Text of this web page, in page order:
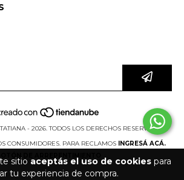
sitio aceptás el uso de cookiespara
tu experiencia de compra.
- 2026. TODOS LOS DERECHOS RESERVADOS.
CONSUMIDORES. PARA RECLAMOS INGRESÁ ACÁ.